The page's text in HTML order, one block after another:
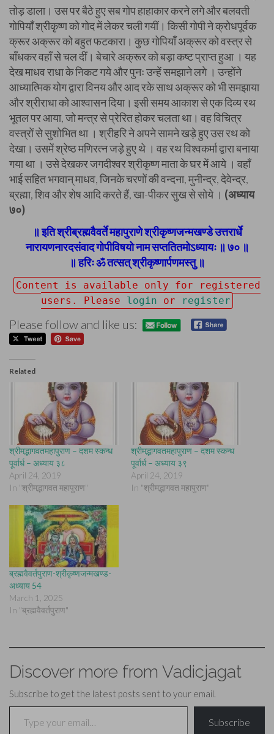
तोड़ डाला। उस पर बैठे हुए सब गोप हाहाकार करने लगे और बलवती
गोपियाँ श्रीकृष्ण को गोद में लेकर चली गयीं। किसी गोपी ने क्रोधपूर्वक
क्रूर अक्रूर को बहुत फटकारा। कुछ गोपियाँ अक्रूर को वस्त्र से
बाँधकर वहाँ से चल दीं। बेचारे अक्रूर को बड़ा कष्ट प्राप्त हुआ । यह
देख माधव राधा के निकट गये और पुनः उन्हें समझाने लगे । उन्होंने
आध्यात्मिक योग द्वारा विनय और आद रके साथ अक्रूर को भी समझाया
और श्रीराधा को आश्वासन दिया। इसी समय आकाश से एक दिव्य रथ
भूतल पर आया, जो मन्त्र से प्रेरित होकर चलता था। वह विचित्र
वस्त्रों से सुशोभित था । श्रीहरि ने अपने सामने खड़े हुए उस रथ को
देखा। उसमें श्रेष्ठ मणिरत्न जड़े हुए थे । वह रथ विश्वकर्मा द्वारा बनाया
गया था । उसे देखकर जगदीश्वर श्रीकृष्ण माता के घर में आये । वहाँ
भाई सहित भगवान् माधव, जिनके चरणों की वन्दना, मुनीन्द्र, देवेन्द्र,
ब्रह्मा, शिव और शेष आदि करते हैं, खा-पीकर सुख से सोये । (अध्याय
७०)
॥ इति श्रीब्रह्मवैवर्ते महापुराणे श्रीकृष्णजन्मखण्डे उत्तरार्धे
नारायणनारदसंवाद गोपीविषयो नाम सप्ततितमोऽध्यायः ॥ ७० ॥
॥ हरिः ॐ तत्सत् श्रीकृष्णार्पणमस्तु ॥
Content is available only for registered
users. Please login or register
Please follow and like us:
Related
श्रीमद्भागवतमहापुराण – दशम स्कन्ध
पूर्वार्ध – अध्याय ३८
April 24, 2019
In "श्रीमद्भागवत महापुराण"
श्रीमद्भागवतमहापुराण – दशम स्कन्ध
पूर्वार्ध – अध्याय ३९
April 24, 2019
In "श्रीमद्भागवत महापुराण"
ब्रह्मवैवर्तपुराण-श्रीकृष्णजन्मखण्ड-
अध्याय 54
March 1, 2025
In "ब्रह्मवैवर्तपुराण"
Discover more from Vadicjagat
Subscribe to get the latest posts sent to your email.
Type your email…
Subscribe